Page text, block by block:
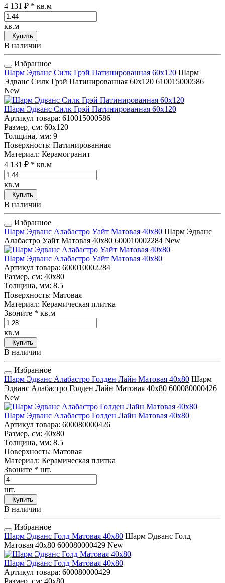
4 131 ₽ * кв.м
кв.м
Купить
В наличии
Избранное
Шарм Эдванс Силк Грэй Патинированная 60x120 Шарм
Эдванс Силк Грэй Патинированная 60x120 610015000586
New
Шарм Эдванс Силк Грэй Патинированная 60x120
Артикул товара: 610015000586
Размер, см: 60x120
Толщина, мм: 9
Поверхность: Патинированная
Материал: Керамогранит
4 131 ₽ * кв.м
кв.м
Купить
В наличии
Избранное
Шарм Эдванс Алабастро Уайт Матовая 40x80 Шарм Эдванс
Алабастро Уайт Матовая 40x80 600010002284 New
Шарм Эдванс Алабастро Уайт Матовая 40x80
Артикул товара: 600010002284
Размер, см: 40x80
Толщина, мм: 8.5
Поверхность: Матовая
Материал: Керамическая плитка
Звоните * кв.м
кв.м
Купить
В наличии
Избранное
Шарм Эдванс Алабастро Голден Лайн Матовая 40x80 Шарм
Эдванс Алабастро Голден Лайн Матовая 40x80 600080000426
New
Шарм Эдванс Алабастро Голден Лайн Матовая 40x80
Артикул товара: 600080000426
Размер, см: 40x80
Толщина, мм: 8.5
Поверхность: Матовая
Материал: Керамическая плитка
Звоните * шт.
шт.
Купить
В наличии
Избранное
Шарм Эдванс Голд Матовая 40x80 Шарм Эдванс Голд
Матовая 40x80 600080000429 New
Шарм Эдванс Голд Матовая 40x80
Артикул товара: 600080000429
Размер, см: 40x80